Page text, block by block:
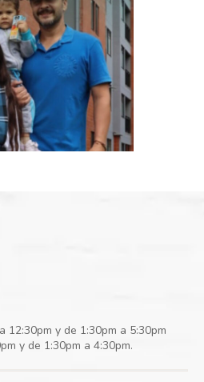
12:30pm y de 1:30pm a 5:30pm
y de 1:30pm a 4:30pm.